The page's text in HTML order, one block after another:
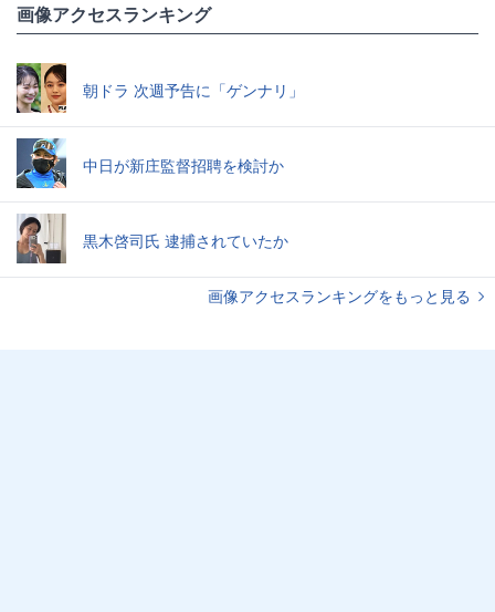
画像アクセスランキング
朝ドラ 次週予告に「ゲンナリ」
中日が新庄監督招聘を検討か
黒木啓司氏 逮捕されていたか
画像アクセスランキングをもっと見る